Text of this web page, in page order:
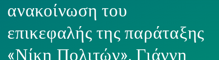
ανακοίνωση του
επικεφαλής της παράταξης
«Νίκη Πολιτών», Γιάννη